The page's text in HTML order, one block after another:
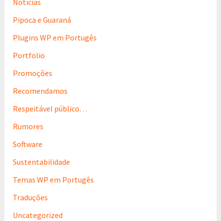
Notícias
Pipoca e Guaraná
Plugins WP em Portugês
Portfolio
Promoções
Recomendamos
Respeitável público…
Rumores
Software
Sustentabilidade
Temas WP em Portugês
Traduções
Uncategorized